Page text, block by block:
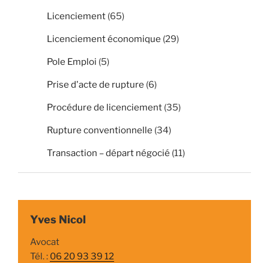
Licenciement (65)
Licenciement économique (29)
Pole Emploi (5)
Prise d'acte de rupture (6)
Procédure de licenciement (35)
Rupture conventionnelle (34)
Transaction – départ négocié (11)
Yves Nicol
Avocat
Tél. : 06 20 93 39 12